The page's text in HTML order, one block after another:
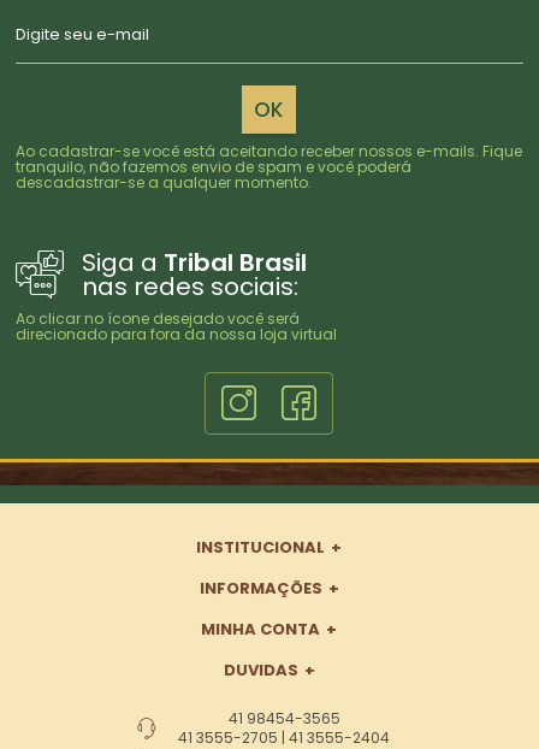
OK
Ao cadastrar-se você está aceitando receber nossos e-mails. Fique
tranquilo, não fazemos envio de spam e você poderá
descadastrar-se a qualquer momento.
Siga a Tribal Brasil
nas redes sociais:
Ao clicar no ícone desejado você será
direcionado para fora da nossa loja virtual
INSTITUCIONAL
INFORMAÇÕES
MINHA CONTA
DUVIDAS
41 98454-3565
41 3555-2705 | 41 3555-2404